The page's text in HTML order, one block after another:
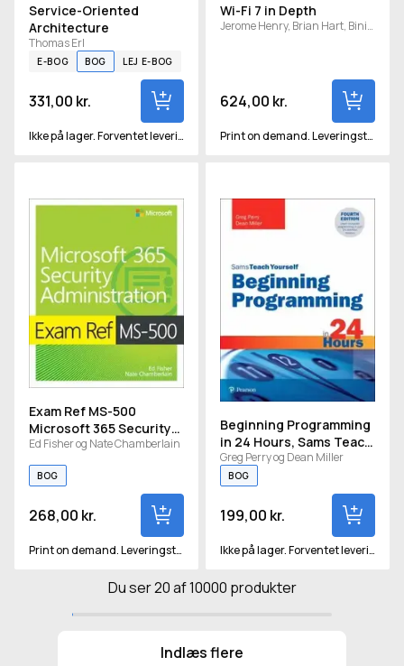
Service-Oriented
Architecture
Thomas Erl
E-BOG BOG LEJ E-BOG
331,00 kr.
Ikke på lager. Forventet levering om ca. 15 hverdage
Wi-Fi 7 in Depth
Jerome Henry, Brian Hart, Binita Gupta og Malcolm Smith
624,00 kr.
Print on demand. Leveringstid vil være ca 2-3 uger.
Exam Ref MS-500
Microsoft 365 Security
Administration
Ed Fisher og Nate Chamberlain
BOG
268,00 kr.
Print on demand. Leveringstid vil være ca 2-3 uger.
Beginning Programming
in 24 Hours, Sams Teach
Yourself
Greg Perry og Dean Miller
BOG
199,00 kr.
Ikke på lager. Forventet levering om ca. 15 hverdage
Du ser 20 af 10000 produkter
Indlæs flere